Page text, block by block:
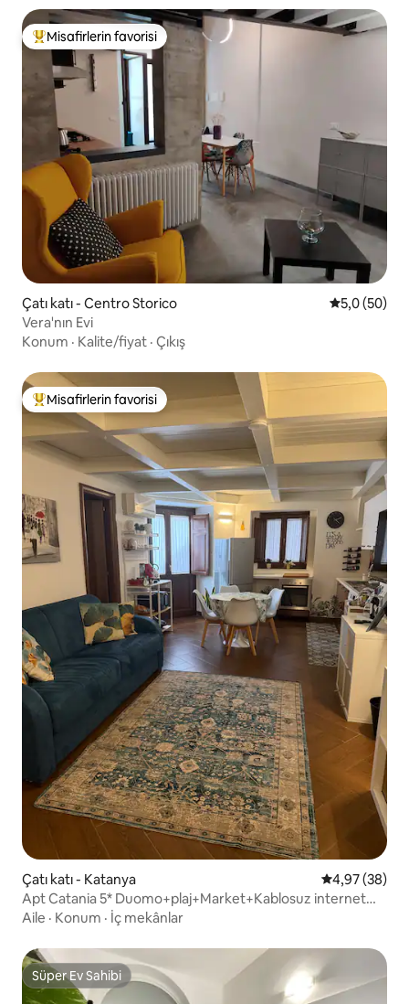
Misafirlerin favorilerinden en beğenilenler arasında
Misafirlerin favorisi
Çatı katı - Centro Storico 5 üzerinden
5,0 (50)
Vera'nın Evi
Konum · Kalite/fiyat · Çıkış
Misafirlerin favorilerinden en beğenilenler arasında
Misafirlerin favorisi
Çatı katı - Katanya 5 üzerinden
4,97 (38)
Apt Catania 5* Duomo+plaj+Market+Kablosuz internet
bağlantısı+Netflix+Klima
Aile · Konum · İç mekânlar
Süper Ev Sahibi
Süper Ev Sahibi